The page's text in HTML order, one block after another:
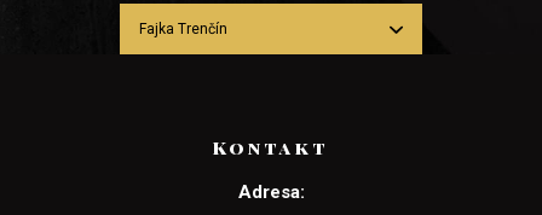
Kontakt
Adresa: